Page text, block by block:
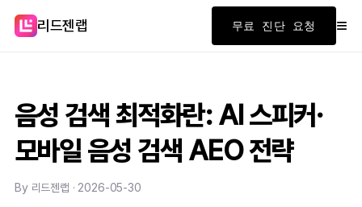
리드젠랩 무료 진단 요청 ≡
음성 검색 최적화란: AI 스피커·
모바일 음성 검색 AEO 전략
By 리드젠랩 · 2026-05-30